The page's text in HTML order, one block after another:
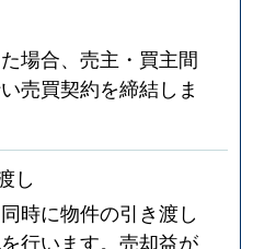
場合、売主・買主間
売買契約を締結しま
し
時に物件の引き渡し
行います。売却益が